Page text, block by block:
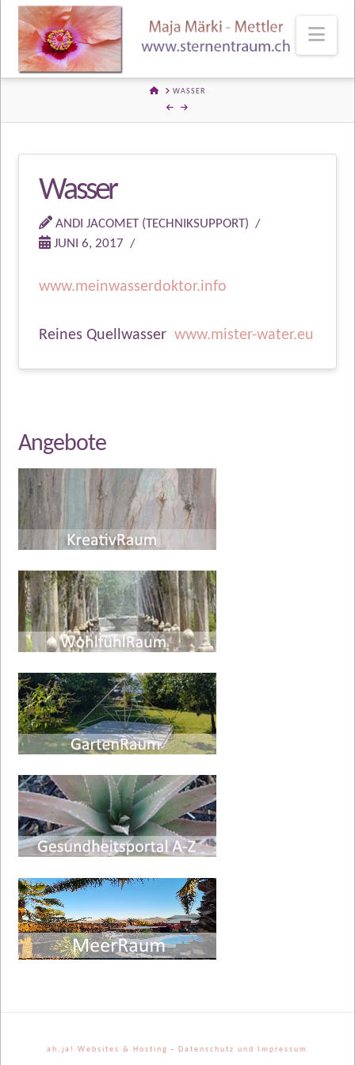
HOMEWASSER
Wasser
ANDI JACOMET (TECHNIKSUPPORT)
JUNI 6, 2017
www.meinwasserdoktor.info
Reines Quellwasserwww.mister-water.eu
Angebote
ah,ja! Websites & Hosting - Datenschutz und Impressum